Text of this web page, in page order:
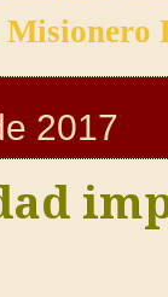
2017